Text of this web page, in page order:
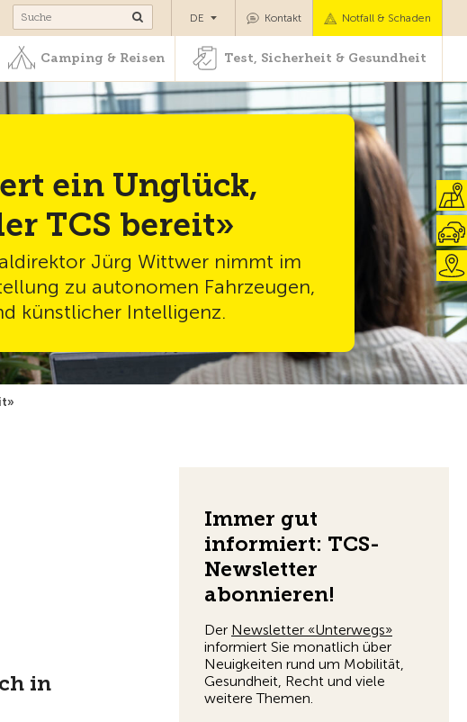
Camping & Reisen Test, Sicherheit & Gesundheit
Kontakt Notfall & Schaden
DE
Camping & Reisen Test, Sicherheit & Gesundheit
ein Unglück,
TCS bereit»
Jürg Wittwer nimmt im
zu autonomen Fahrzeugen,
künstlicher Intelligenz.
in